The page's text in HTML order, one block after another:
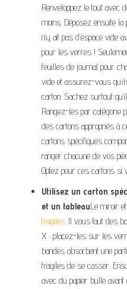
Renveloppez le tout avec
moins. Déposez ensuite la
n’y ait pas d’espace vide
pour les verres !
feuilles de journal pour
vide et assurez-vous
carton. Sachez surtout
Rangez-les par catégorie
des cartons appropriés à
cartons spécifiques
ranger chacune de vos
Optez pour ces cartons
Utilisez un carton
et un tableauLe miroir
fragiles. Il vous faut des
X ; placez-les sur les
bandes absorbent une
fragiles de se casser.
avec du papier bulle